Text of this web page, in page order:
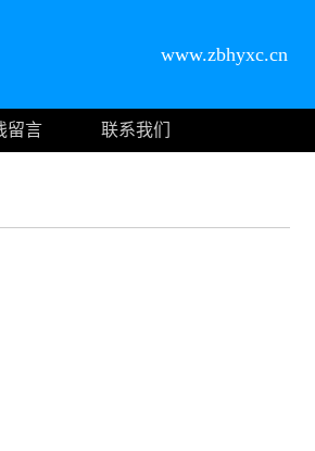
www.zbhyxc.cn
留言
联系我们